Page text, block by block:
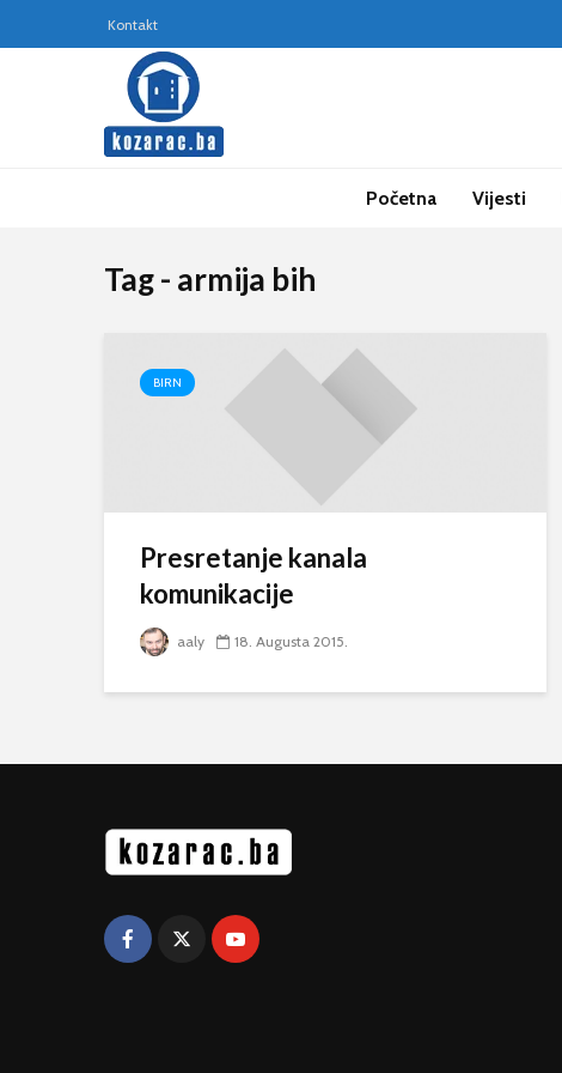
Kontakt
Početna Vijesti
Tag - armija bih
BIRN
Presretanje kanala
komunikacije
aaly 18. Augusta 2015.